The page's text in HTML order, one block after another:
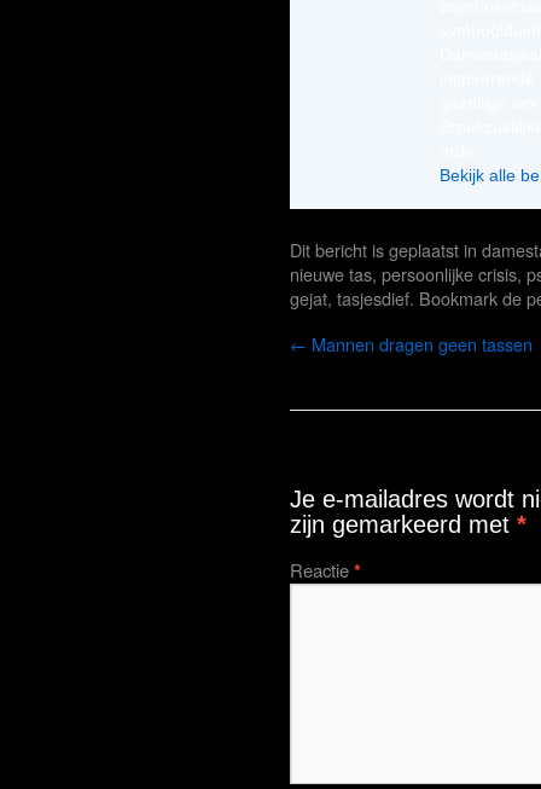
Bekijk alle
Dit bericht is geplaatst in
nieuwe tas, persoonlijke crisis,
gejat, tasjesdief. Bookmark de
← Mannen dragen geen tassen
Je e-mailadres wordt
zijn gemarkeerd met *
Reactie*